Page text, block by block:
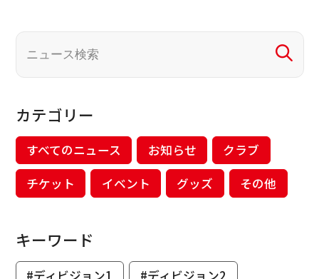
カテゴリー
すべてのニュース お知らせ
クラブ
チケット
イベント グッズ その他
キーワード
#ディビジョン1
#ディビジョン2